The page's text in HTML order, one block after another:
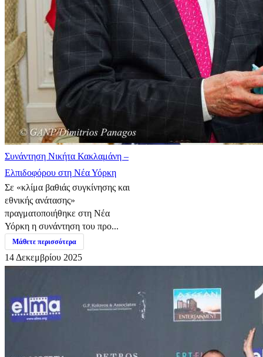
Συνάντηση Νικήτα Κακλαμάνη –
Ελπιδοφόρου στη Νέα Υόρκη
Σε «κλίμα βαθιάς συγκίνησης και
εθνικής ανάτασης»
πραγματοποιήθηκε στη Νέα
Υόρκη η συνάντηση του προ...
Μάθετε περισσότερα
14 Δεκεμβρίου 2025